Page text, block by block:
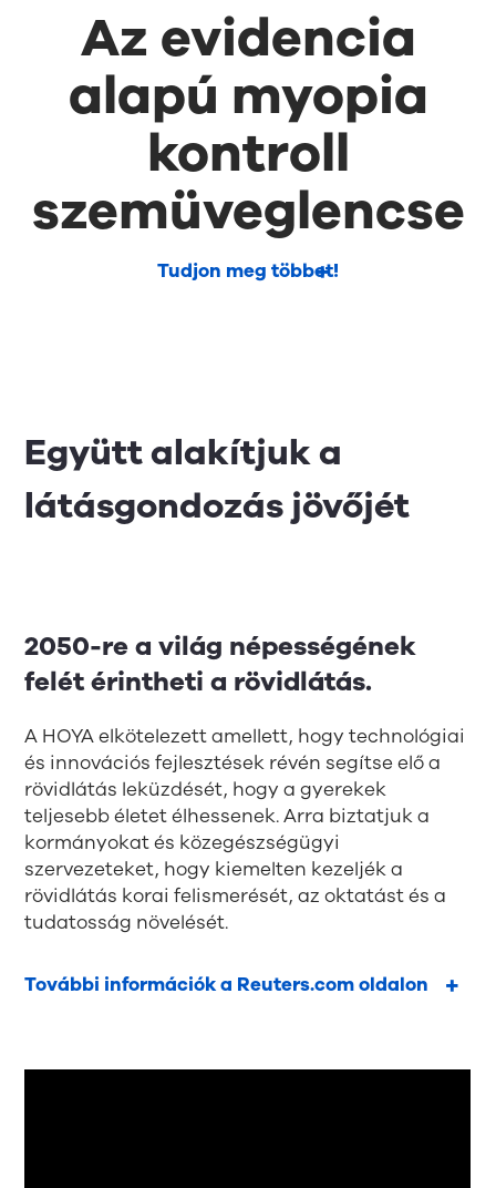
Az evidencia
alapú myopia
kontroll
szemüveglencse
Tudjon meg többet!
Együtt alakítjuk a
látásgondozás jövőjét
2050-re a világ népességének
felét érintheti a rövidlátás.
A HOYA elkötelezett amellett, hogy technológiai
és innovációs fejlesztések révén segítse elő a
rövidlátás leküzdését, hogy a gyerekek
teljesebb életet élhessenek. Arra biztatjuk a
kormányokat és közegészségügyi
szervezeteket, hogy kiemelten kezeljék a
rövidlátás korai felismerését, az oktatást és a
tudatosság növelését.
További információk a Reuters.com oldalon